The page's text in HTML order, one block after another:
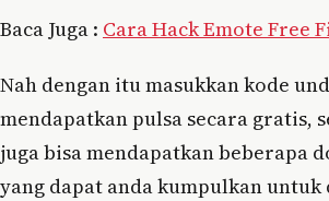
Baca Juga : Cara Hack Emote Free
Nah dengan itu masukkan kode
mendapatkan pulsa secara gratis,
juga bisa mendapatkan beberapa
yang dapat anda kumpulkan